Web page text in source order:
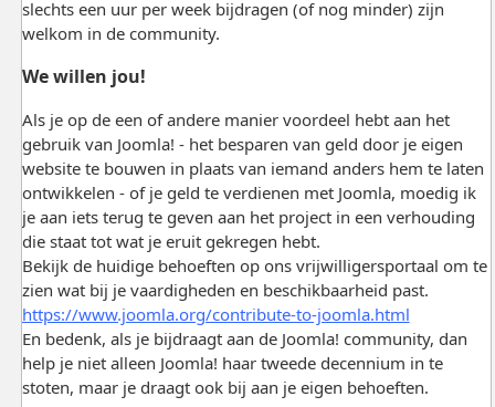
slechts een uur per week bijdragen (of nog minder) zijn
welkom in de community.
We willen jou!
Als je op de een of andere manier voordeel hebt aan het
gebruik van Joomla! - het besparen van geld door je eigen
website te bouwen in plaats van iemand anders hem te laten
ontwikkelen - of je geld te verdienen met Joomla, moedig ik
je aan iets terug te geven aan het project in een verhouding
die staat tot wat je eruit gekregen hebt.
Bekijk de huidige behoeften op ons vrijwilligersportaal om te
zien wat bij je vaardigheden en beschikbaarheid past.
https://www.joomla.org/contribute-to-joomla.html
En bedenk, als je bijdraagt aan de Joomla! community, dan
help je niet alleen Joomla! haar tweede decennium in te
stoten, maar je draagt ook bij aan je eigen behoeften.